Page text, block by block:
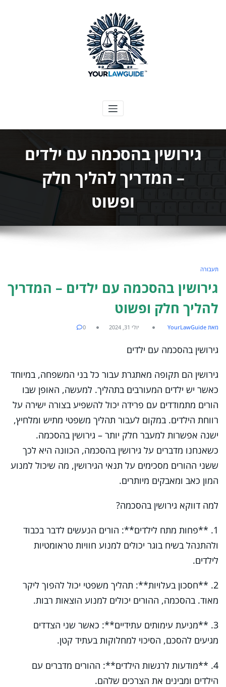
המדריך המשפטי שלך
גירושין בהסכמה עם ילדים
– המדריך להליך חלק
ופשוט
תעבורה
גירושין בהסכמה עם ילדים – המדריך
להליך חלק ופשוט
מאת YourLawGuide יולי 31, 2024 0
גירושין בהסכמה עם ילדים
גירושין הם תקופה מאתגרת עבור כל בני המשפחה, במיוחד
כאשר יש ילדים המעורבים בתהליך. למעשה, האופן שבו
הורים מתמודדים עם פרידה יכול להשפיע בצורה ישירה על
רווחת הילדים. במקום לעבור תהליך משפטי מתיש ומלחיץ,
ישנה אפשרות למעבר חלק יותר – גירושין בהסכמה.
כשאנחנו מדברים על גירושין בהסכמה, הכוונה היא לכך
ששני ההורים מסכימים על תנאי הגירושין, מה שיכול למנוע
המון כאב ומאבקים מיותרים.
למה דווקא גירושין בהסכמה?
1. **פחות מתח לילדים**: הורים הנעשים לדבר בכבוד
ולהתנהל בשיח בוגר יכולים למנוע חוויות טראומטיות
לילדים.
2. **חסכון בעלויות**: תהליך משפטי יכול להפוך ליקר
מאוד. בהסכמה, ההורים יכולים למנוע הוצאות רבות.
3. **מניעת עימותים עתידיים**: כאשר שני הצדדים
מגיעים להסכם, הסיכוי למחלוקות בעתיד קטן.
4. **מודעות לרגשות הילדים**: ההורים מדברים עם
הילדים ומבינים את הצרכים שלהם.